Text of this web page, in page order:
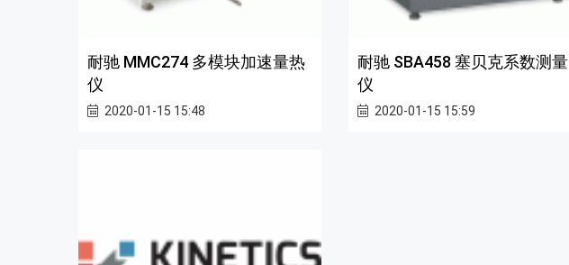
耐驰 MMC274 多模块加速量热
仪
2020-01-15 15:48
耐驰 SBA458 塞贝克系数测量
仪
2020-01-15 15:59